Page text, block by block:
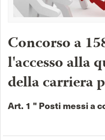
Concorso a
l'accesso alla
della carriera
Art. 1 " Posti messi a